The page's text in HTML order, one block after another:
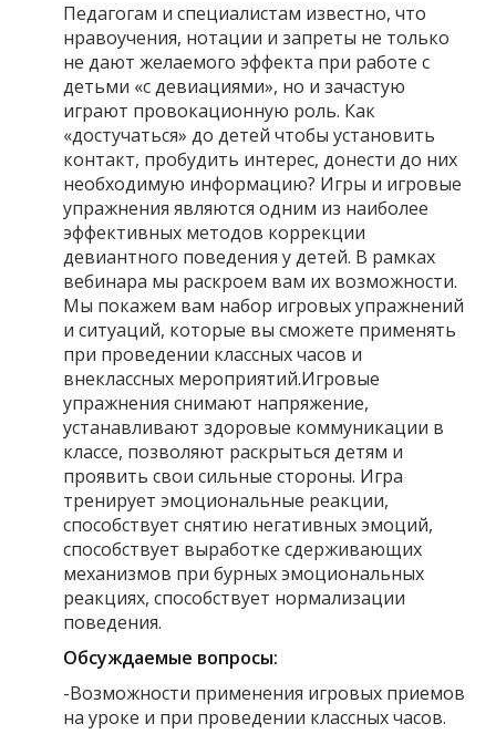
Педагогам и специалистам известно, что
нравоучения, нотации и запреты не только
не дают желаемого эффекта при работе с
детьми «с девиациями», но и зачастую
играют провокационную роль. Как
«достучаться» до детей чтобы установить
контакт, пробудить интерес, донести до них
необходимую информацию? Игры и игровые
упражнения являются одним из наиболее
эффективных методов коррекции
девиантного поведения у детей. В рамках
вебинара мы раскроем вам их возможности.
Мы покажем вам набор игровых упражнений
и ситуаций, которые вы сможете применять
при проведении классных часов и
внеклассных мероприятий.Игровые
упражнения снимают напряжение,
устанавливают здоровые коммуникации в
классе, позволяют раскрыться детям и
проявить свои сильные стороны. Игра
тренирует эмоциональные реакции,
способствует снятию негативных эмоций,
способствует выработке сдерживающих
механизмов при бурных эмоциональных
реакциях, способствует нормализации
поведения.
Обсуждаемые вопросы:
-Возможности применения игровых приемов
на уроке и при проведении классных часов.